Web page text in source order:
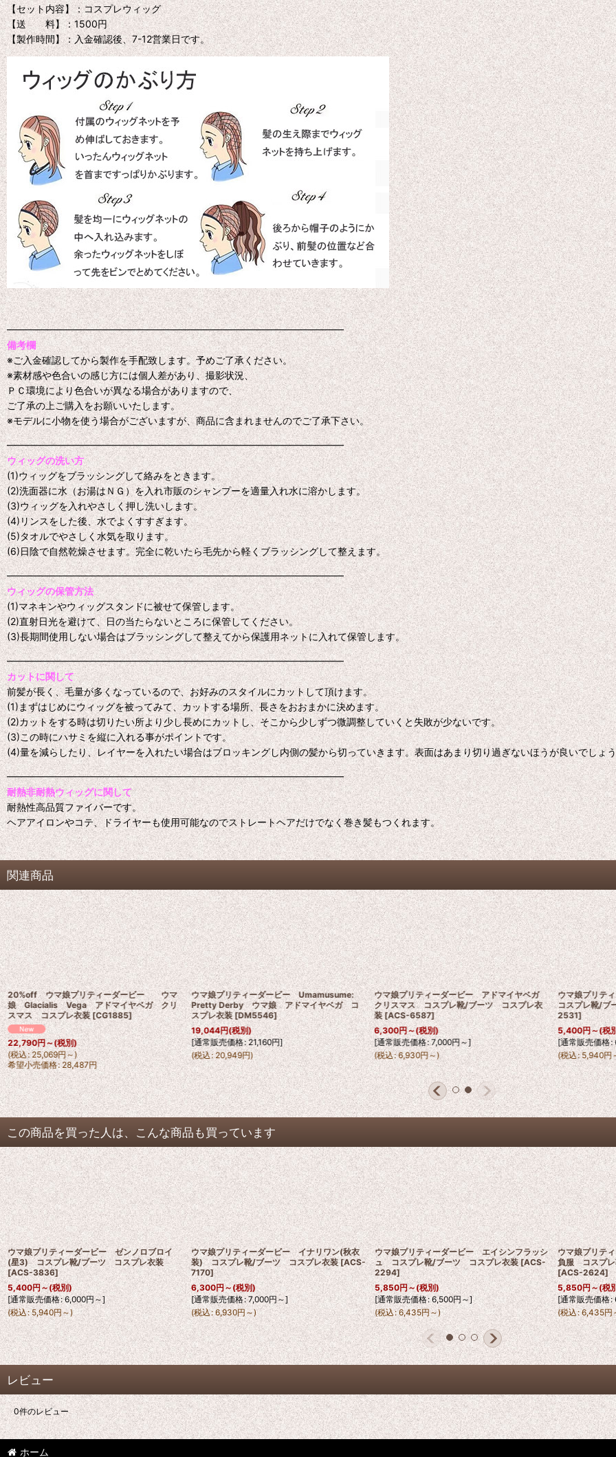
【セット内容】：コスプレウィッグ
【送 料】：1500円
【製作時間】：入金確認後、7-12営業日です。
━━━━━━━━━━━━━━━━━━━━━━━━━━━━━━━━━━━
備考欄
※ご入金確認してから製作を手配致します。予めご了承ください。
※素材感や色合いの感じ方には個人差があり、撮影状況、
ＰＣ環境により色合いが異なる場合がありますので、
ご了承の上ご購入をお願いいたします。
※モデルに小物を使う場合がございますが、商品に含まれませんのでご了承下さい。
━━━━━━━━━━━━━━━━━━━━━━━━━━━━━━━━━━━
ウィッグの洗い方
(1)ウィッグをブラッシングして絡みをときます。
(2)洗面器に水（お湯はＮＧ）を入れ市販のシャンプーを適量入れ水に溶かします。
(3)ウィッグを入れやさしく押し洗いします。
(4)リンスをした後、水でよくすすぎます。
(5)タオルでやさしく水気を取ります。
(6)日陰で自然乾燥させます。完全に乾いたら毛先から軽くブラッシングして整えます。
━━━━━━━━━━━━━━━━━━━━━━━━━━━━━━━━━━━
ウィッグの保管方法
(1)マネキンやウィッグスタンドに被せて保管します。
(2)直射日光を避けて、日の当たらないところに保管してください。
(3)長期間使用しない場合はブラッシングして整えてから保護用ネットに入れて保管します。
━━━━━━━━━━━━━━━━━━━━━━━━━━━━━━━━━━━
カットに関して
前髪が長く、毛量が多くなっているので、お好みのスタイルにカットして頂けます。
(1)まずはじめにウィッグを被ってみて、カットする場所、長さをおおまかに決めます。
(2)カットをする時は切りたい所より少し長めにカットし、そこから少しずつ微調整していくと失敗が少ないです。
(3)この時にハサミを縦に入れる事がポイントです。
(4)量を減らしたり、レイヤーを入れたい場合はブロッキングし内側の髪から切っていきます。表面はあまり切り過ぎないほうが良いでしょ
━━━━━━━━━━━━━━━━━━━━━━━━━━━━━━━━━━━
耐熱非耐熱ウィッグに関して
耐熱性高品質ファイバーです。
ヘアアイロンやコテ、ドライヤーも使用可能なのでストレートヘアだけでなく巻き髪もつくれます。
関連商品
20%off ウマ娘プリティーダービー ウマ
娘 Glacialis Vega アドマイヤベガ クリ
スマス コスプレ衣装 [CG1885]
22,790円～(税別)
(税込: 25,069円～)
希望小売価格: 28,487円
ウマ娘プリティーダービー Umamusume:
Pretty Derby ウマ娘 アドマイヤベガ コ
スプレ衣装 [DM5546]
19,044円(税別)
[通常販売価格: 21,160円]
(税込: 20,949円)
ウマ娘プリティーダービー アドマイヤベガ
クリスマス コスプレ靴/ブーツ コスプレ衣
装 [ACS-6587]
6,300円～(税別)
[通常販売価格: 7,000円～]
(税込: 6,930円～)
ウマ娘プリテ
コスプレ靴/ブ
2531]
5,400円～(税
[通常販売価格:
(税込: 5,940円
この商品を買った人は、こんな商品も買っています
ウマ娘プリティーダービー ゼンノロブロイ
(星3) コスプレ靴/ブーツ コスプレ衣装
[ACS-3836]
5,400円～(税別)
[通常販売価格: 6,000円～]
(税込: 5,940円～)
ウマ娘プリティーダービー イナリワン(秋衣
装) コスプレ靴/ブーツ コスプレ衣装 [ACS-
7170]
6,300円～(税別)
[通常販売価格: 7,000円～]
(税込: 6,930円～)
ウマ娘プリティーダービー エイシンフラッシ
ュ コスプレ靴/ブーツ コスプレ衣装 [ACS-
2294]
5,850円～(税別)
[通常販売価格: 6,500円～]
(税込: 6,435円～)
ウマ娘プリテ
負服 コスプ
[ACS-2624]
5,850円～(税
[通常販売価格:
(税込: 6,435円
レビュー
0件のレビュー
ホーム